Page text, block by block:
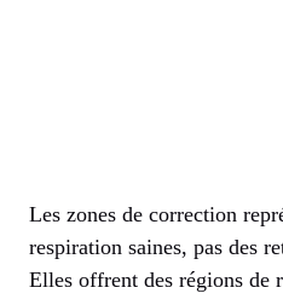
Les zones de correction
respiration saines, pas des
Elles offrent des régions de